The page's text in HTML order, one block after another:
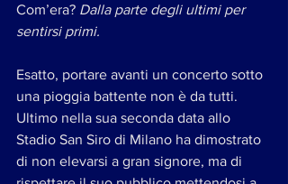
Com’era? Dalla parte degli ultimi per
sentirsi primi.
Esatto, portare avanti un concerto sotto
una pioggia battente non è da tutti.
Ultimo nella sua seconda data allo
Stadio San Siro di Milano ha dimostrato
di non elevarsi a gran signore, ma di